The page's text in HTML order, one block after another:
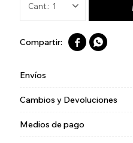
1
 
Envíos
Cambios y Devoluciones
Medios de pago